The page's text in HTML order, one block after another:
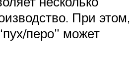
При этом,
перо” может